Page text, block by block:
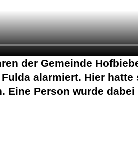
der Gemeinde
alarmiert. Hier
Eine Person wurde